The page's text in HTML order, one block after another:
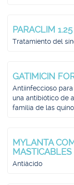
PARACLIM 1.25
Tratamiento del
GATIMICIN
Antiinfeccioso
una antibiótico de
familia de las
MYLANTA
MASTICABLES
Antiácido